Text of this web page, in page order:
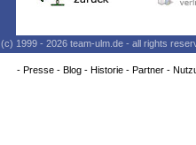
(c) 1999 - 2026 team-ulm.de - all rights
- Presse- Blog- Historie- Partner-